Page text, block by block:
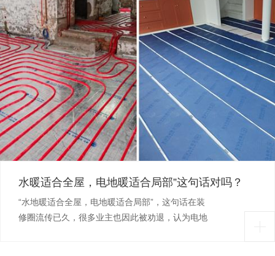
水暖适合全屋，电地暖适合局部”这句话对吗？
“水地暖适合全屋，电地暖适合局部”，这句话在装
修圈流传已久，很多业主也因此被劝退，认为电地